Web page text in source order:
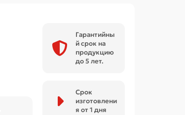
Гарантийны
й срок на
продукцию
до 5 лет.
Срок
изготовлени
я от 1 дня